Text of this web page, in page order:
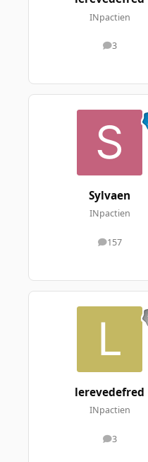
INpactien
3
messages
Sylvaen
INpactien
157
messages
lerevedefred
INpactien
3
messages